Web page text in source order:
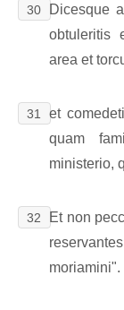
30
Dicesque
obtuleritis
area et
31
et
quam
ministerio,
32
Et non
moriamini".